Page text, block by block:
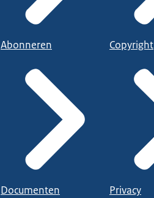
Abonneren
Documenten
Copyright
Privacy